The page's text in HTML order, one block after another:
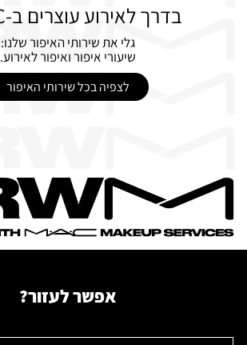
בדרך לאירוע עוצרים ב-M•A•C
גלי את שירותי האיפור שלנו:
שיעורי איפור ואיפור לאירוע.
לצפיה בכל שירותי האיפור
אפשר לעזור?